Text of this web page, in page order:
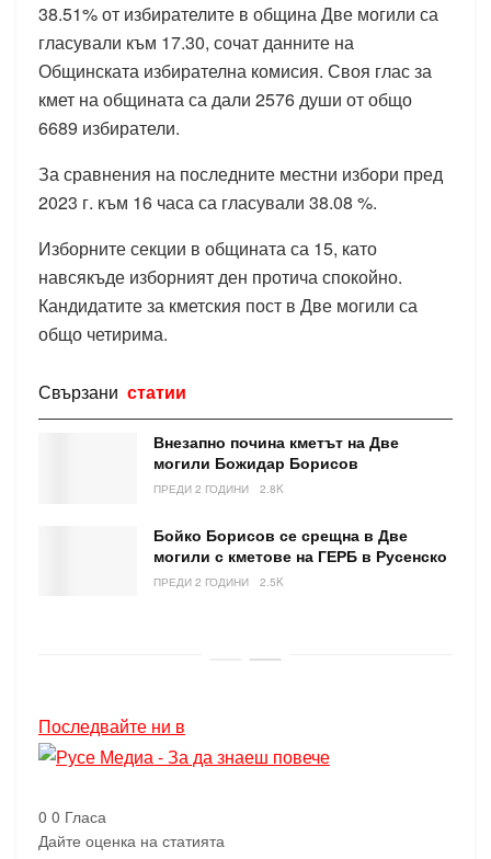
38.51% от избирателите в община Две могили са
гласували към 17.30, сочат данните на
Общинската избирателна комисия. Своя глас за
кмет на общината са дали 2576 души от общо
6689 избиратели.
За сравнения на последните местни избори пред
2023 г. към 16 часа са гласували 38.08 %.
Изборните секции в общината са 15, като
навсякъде изборният ден протича спокойно.
Кандидатите за кметския пост в Две могили са
общо четирима.
Свързани статии
Внезапно почина кметът на Две
могили Божидар Борисов
ПРЕДИ 2 ГОДИНИ 2.8K
Бойко Борисов се срещна в Две
могили с кметове на ГЕРБ в Русенско
ПРЕДИ 2 ГОДИНИ 2.5K
Последвайте ни в
0 0 Гласа
Дайте оценка на статията